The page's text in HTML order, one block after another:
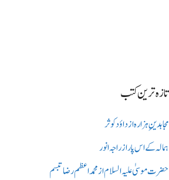
تازہ ترین کتب
مجاہدینِ ہزارہ از داؤد کوثر
ہمالہ کے اس پار از راجہ انور
حضرت موسیٰ علیہ السلام از محمد اعظم رضا تبسم